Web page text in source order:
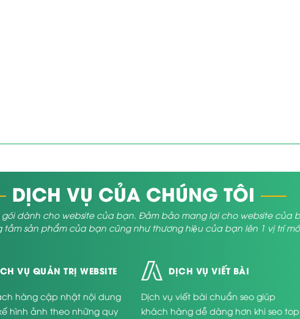
DỊCH VỤ CỦA CHÚNG TÔI
dành cho website của bạn. Đảm bảo mang lại cho website của
tầm sản phẩm của bạn cũng như thương hiệu của bạn lên 1 vị trí
VỤ QUẢN TRỊ WEBSITE
hàng cập nhật nội dung
hình ảnh theo những quy
DỊCH VỤ VIẾT BÀI
Dịch vụ viết bài chuẩn seo giúp
khách hàng dễ dàng hơn khi seo top